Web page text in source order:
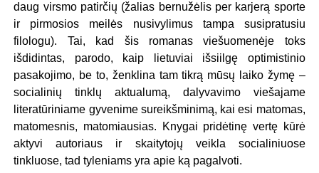
daug virsmo patirčių (žalias bernužėlis per karjerą sporte
ir pirmosios meilės nusivylimus tampa susipratusiu
filologu). Tai, kad šis romanas viešuomenėje toks
išdidintas, parodo, kaip lietuviai išsiilgę optimistinio
pasakojimo, be to, ženklina tam tikrą mūsų laiko žymę –
socialinių tinklų aktualumą, dalyvavimo viešajame
literatūriniame gyvenime sureikšminimą, kai esi matomas,
matomesnis, matomiausias. Knygai pridėtinę vertę kūrė
aktyvi autoriaus ir skaitytojų veikla socialiniuose
tinkluose, tad tyleniams yra apie ką pagalvoti.